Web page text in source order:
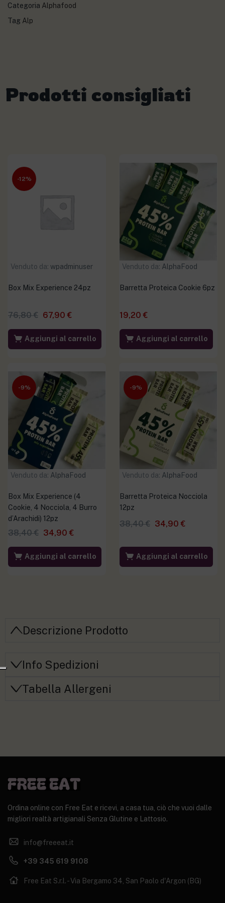
Categoria Alphafood
Tag Alp
Prodotti consigliati
-12%
Venduto da: wpadminuser
Box Mix Experience 24pz
76,80€ 67,90 €
Aggiungi al carrello
Venduto da: AlphaFood
Barretta Proteica Cookie 6pz
19,20 €
Aggiungi al carrello
-9%
Venduto da: AlphaFood
Box Mix Experience (4
Cookie, 4 Nocciola, 4 Burro
d’Arachidi) 12pz
38,40€ 34,90 €
Aggiungi al carrello
-9%
Venduto da: AlphaFood
Barretta Proteica Nocciola
12pz
38,40€ 34,90 €
Aggiungi al carrello
Descrizione Prodotto
Info Spedizioni
Tabella Allergeni
Ordina online con Free Eat e ricevi, a casa tua, ciò che vuoi dalle
migliori realtà artigianali Senza Glutine e Lattosio.
info@freeeat.it
+39 345 619 9108
Free Eat S.r.l. - Via Bergamo 34, San Paolo d'Argon (BG)